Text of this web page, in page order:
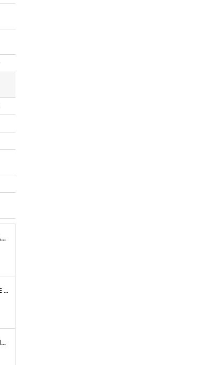
BOUGIE TEINTÉE DANS LA MASSE CIRE VÉGÉTALE DURÉE 8H
SAUGE BLANCHE DE CALIFORNIE QUALITE EXTRA PETIT FAGOT 8 A 10 CM
SHUNGITE BRUTE MORCEAU 2 A 3 CM